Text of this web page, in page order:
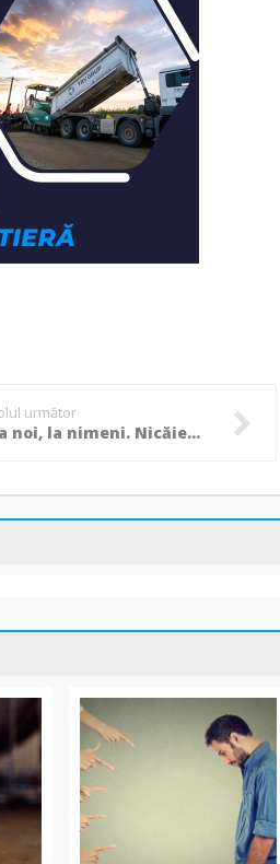
următor
Ca la noi, la nimeni. Nicăieri nu există atâta vulgaritate precum în România